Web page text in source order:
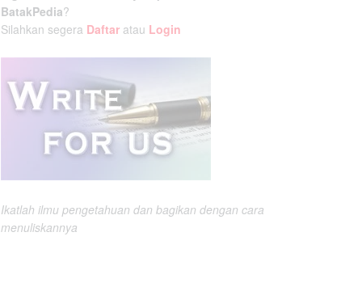
BatakPedia?
Silahkan segera Daftar atau Login
Ikatlah ilmu pengetahuan dan bagikan dengan cara
menuliskannya